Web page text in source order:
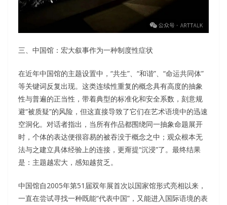
三、中国馆：宏大叙事作为一种制度性症状
在近年中国馆的主题设置中，“共生”、“和谐”、“命运共同体”
等关键词反复出现。这类连续性重复的概念具有高度的抽象
性与普遍的正当性，带着典型的标准化和安全系数，刻意规
避“被质疑”的风险，但这直接导致了它们在艺术语境中的迅速
空洞化。对话者指出，当所有作品都围绕同一抽象命题展开
时，个体的表达便很容易的被吞没于概念之中；观众根本无
法与之建立具体经验上的连接，更甭提“沉浸”了。最终结果
是：主题越宏大，感知越贫乏。
中国馆自2005年第51届双年展首次以国家馆形式亮相以来，
一直在尝试寻找一种既能“代表中国”，又能进入国际语境的表